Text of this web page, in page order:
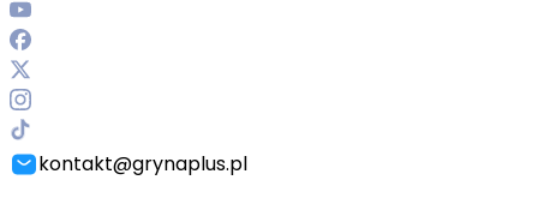
kontakt@grynaplus.pl